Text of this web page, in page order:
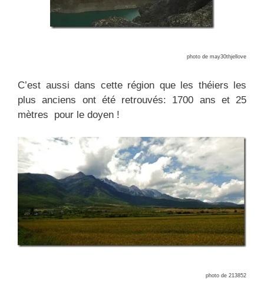
photo de may30thjellove
C’est aussi dans cette région que les théiers les
plus anciens ont été retrouvés: 1700 ans et 25
mètres pour le doyen !
photo de 213852